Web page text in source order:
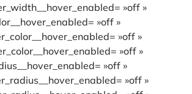
»off »
»off »
»off »
»off »
»off »
»off »